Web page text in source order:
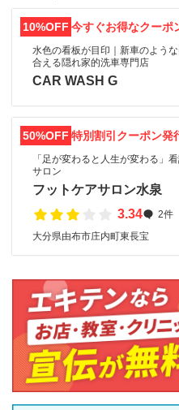
10%OFF 今すぐお得なクーポ
水色の看板が目印｜新車のよう
合える隠れ家的洗車専門店
CAR WASH G
50%OFF 特別割引クーポン発
「足が変わると人生が変わる」
サロン
フットケアサロン水泉
3.34
2件
大分県由布市庄内町東長宝